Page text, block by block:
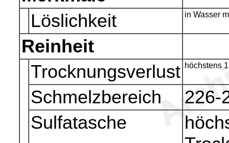
Löslichkeit
in Wasser
Reinheit
Trocknungsverlust höchstens
Schmelzbereich
226-
Sulfatasche